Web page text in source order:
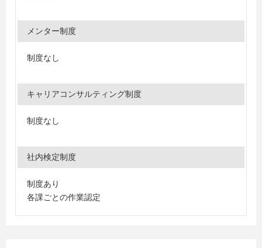
メンター制度
制度なし
キャリアコンサルティング制度
制度なし
社内検定制度
制度あり
各課ごとの作業認定